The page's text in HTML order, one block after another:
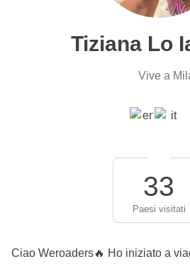
Tiziana Lo
Vive a
33
Paesi visitati
Ciao Weroaders🔥 Ho iniziato a